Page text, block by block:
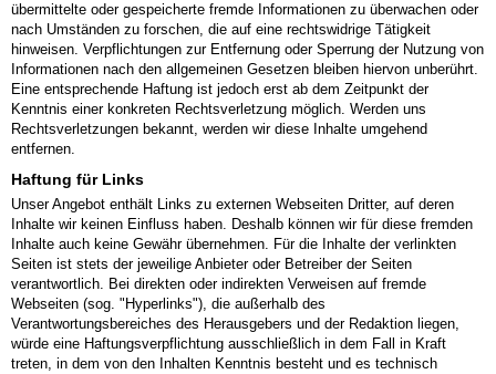
übermittelte oder gespeicherte fremde Informationen zu überwachen oder
nach Umständen zu forschen, die auf eine rechtswidrige Tätigkeit
hinweisen. Verpflichtungen zur Entfernung oder Sperrung der Nutzung von
Informationen nach den allgemeinen Gesetzen bleiben hiervon unberührt.
Eine entsprechende Haftung ist jedoch erst ab dem Zeitpunkt der
Kenntnis einer konkreten Rechtsverletzung möglich. Werden uns
Rechtsverletzungen bekannt, werden wir diese Inhalte umgehend
entfernen.
Haftung für Links
Unser Angebot enthält Links zu externen Webseiten Dritter, auf deren
Inhalte wir keinen Einfluss haben. Deshalb können wir für diese fremden
Inhalte auch keine Gewähr übernehmen. Für die Inhalte der verlinkten
Seiten ist stets der jeweilige Anbieter oder Betreiber der Seiten
verantwortlich. Bei direkten oder indirekten Verweisen auf fremde
Webseiten (sog. "Hyperlinks"), die außerhalb des
Verantwortungsbereiches des Herausgebers und der Redaktion liegen,
würde eine Haftungsverpflichtung ausschließlich in dem Fall in Kraft
treten, in dem von den Inhalten Kenntnis besteht und es technisch